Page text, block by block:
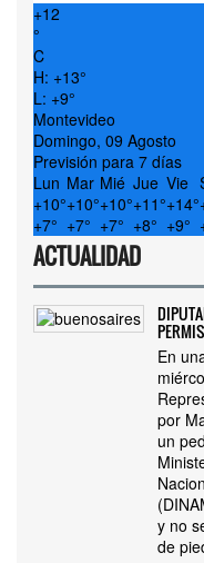
+12
°
C
H: +13°
L: +9°
Montevideo
Domingo, 09 Agosto
Previsión para 7 días
Lun Mar Mié Jue Vie
+10°+10°+10°+11°+14°
+7° +7° +7° +8° +9°
ACTUALIDAD
En
por
un
y no
de